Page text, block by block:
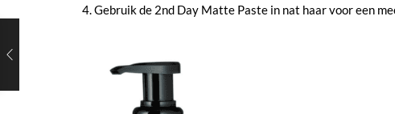
4. Gebruik de 2nd Day Matte Paste in nat haar voor een